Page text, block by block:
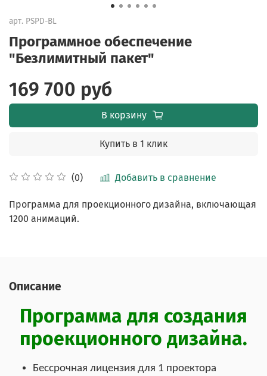
арт. PSPD-BL
Программное обеспечение
"Безлимитный пакет"
(0) Добавить в сравнение
169 700 руб
В корзину
Купить в 1 клик
Программа для проекционного дизайна, включающая
1200 анимаций.
Описание
Программа для создания
проекционного дизайна.
Бессрочная лицензия для 1 проектора